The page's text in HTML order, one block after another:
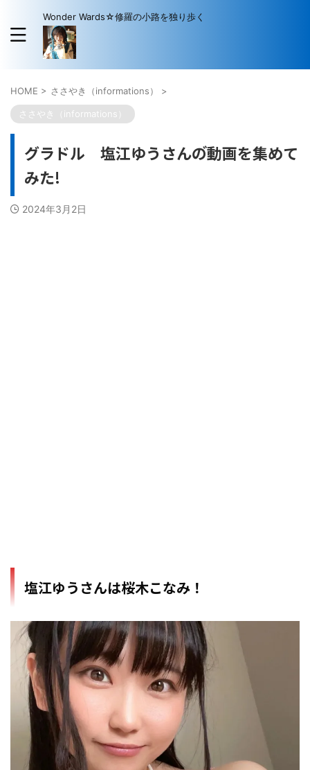
Wonder Wards☆修羅の小路を独り歩く
HOME > ささやき（informations） >
ささやき（informations）
グラドル 塩江ゆうさんの゙動画を集めて
みた!
2024年3月2日
塩江ゆうさんは桜木こなみ！